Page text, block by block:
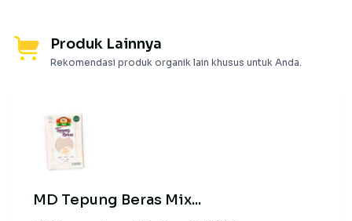
Produk Lainnya
Rekomendasi produk organik lain khusus untuk Anda.
MD Tepung Beras Mix...